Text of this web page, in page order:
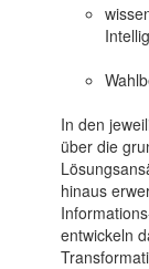
In den
über die
hinaus
entwickeln